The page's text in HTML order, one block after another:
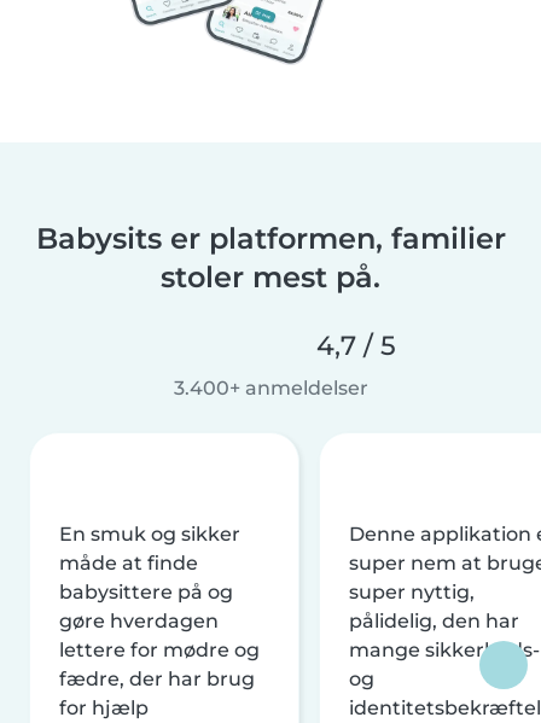
Babysits er platformen, familier
stoler mest på.
4,7 / 5
3.400+ anmeldelser
En smuk og sikker
måde at finde
babysittere på og
gøre hverdagen
lettere for mødre og
fædre, der har brug
for hjælp
Denne applikation
super nem at
super nyttig,
pålidelig, den har
mange sikkerheds-
og